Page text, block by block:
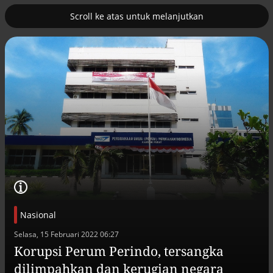
Scroll ke atas untuk melanjutkan
Nasional
Selasa, 15 Februari 2022 06:27
Korupsi Perum Perindo, tersangka
dilimpahkan dan kerugian negara
nuklir 2
Pemulihan ekonomi Aceh terus
diakselerasi
Efek jera untuk pejabat abai LHKPN
Alinea.id - Peristiwa